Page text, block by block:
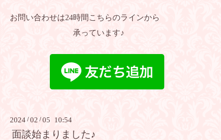
お問い合わせは24時間こちらのラインから
承っています♪
2024 /02 /05 10:54
面談始まりました♪